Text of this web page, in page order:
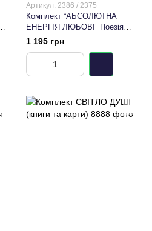
Артикул: 2386 / 2375
Комплект “АБСОЛЮТНА
ЕНЕРГІЯ ЛЮБОВІ” Поезія
Імператора Мейдзі та
медитативні карти
1 195 грн